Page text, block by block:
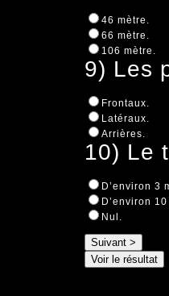
46 mètre.
66 mètre.
106 mètre.
9) Les
Frontaux.
Latéraux.
Arrières.
10) Le
D’environ 3
D’environ
Nul.